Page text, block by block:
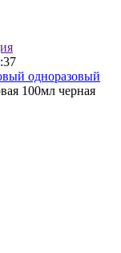
одноразовый
100мл черная